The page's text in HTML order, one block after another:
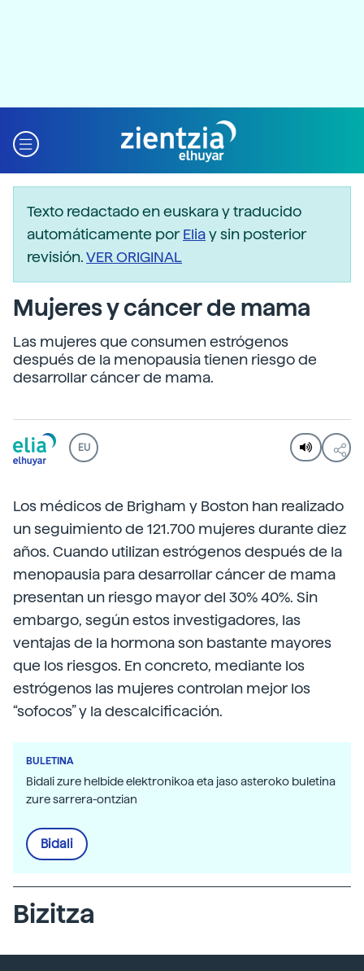
Texto redactado en euskara y traducido
automáticamente porEliay sin posterior
revisión.VER ORIGINAL
Mujeres y cáncer de mama
Las mujeres que consumen estrógenos
después de la menopausia tienen riesgo de
desarrollar cáncer de mama.
EU
Los médicos de Brigham y Boston han realizado
un seguimiento de 121.700 mujeres durante diez
años. Cuando utilizan estrógenos después de la
menopausia para desarrollar cáncer de mama
presentan un riesgo mayor del 30% 40%. Sin
embargo, según estos investigadores, las
ventajas de la hormona son bastante mayores
que los riesgos. En concreto, mediante los
estrógenos las mujeres controlan mejor los
“sofocos” y la descalcificación.
BULETINA
Bidali zure helbide elektronikoa eta jaso asteroko buletina
zure sarrera-ontzian
Bidali
Bizitza